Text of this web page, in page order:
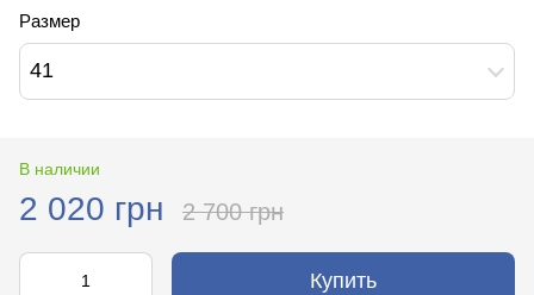
Размер
41
В наличии
2 020 грн 2 700 грн
Купить